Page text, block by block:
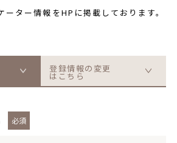
ター情報をHPに掲載しております。
登録情報の変更
はこちら
必須